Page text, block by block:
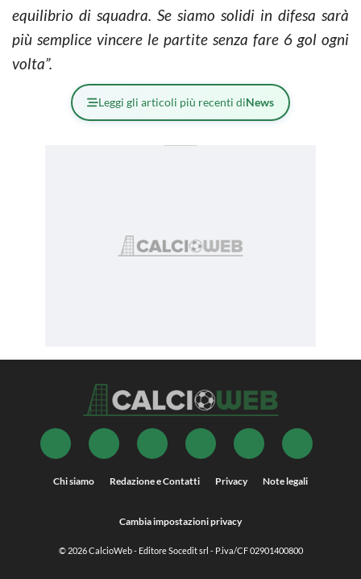
equilibrio di squadra. Se siamo solidi in difesa sarà
più semplice vincere le partite senza fare 6 gol ogni
volta”.
Leggi gli articoli più recenti diNews
Chi siamo Redazione e Contatti Privacy Note legali
Cambia impostazioni privacy
© 2026CalcioWeb- Editore Socedit srl - P.iva/CF 02901400800